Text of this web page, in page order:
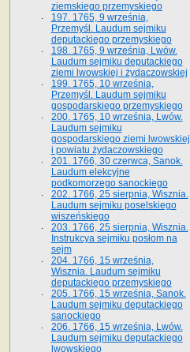
ziemskiego przemyskiego
197. 1765, 9 września,
Przemyśl. Laudum sejmiku
deputackiego przemyskiego
198. 1765, 9 września, Lwów.
Laudum sejmiku deputackiego
ziemi lwowskiej i żydaczowskiej
199. 1765, 10 września,
Przemyśl. Laudum sejmiku
gospodarskiego przemyskiego
200. 1765, 10 września, Lwów.
Laudum sejmiku
gospodarskiego ziemi lwowskiej
i powiatu żydaczowskiego
201. 1766, 30 czerwca, Sanok.
Laudum elekcyjne
podkomorzego sanockiego
202. 1766, 25 sierpnia, Wisznia.
Laudum sejmiku poselskiego
wiszeńskiego
203. 1766, 25 sierpnia, Wisznia.
Instrukcya sejmiku posłom na
sejm
204. 1766, 15 września,
Wisznia. Laudum sejmiku
deputackiego przemyskiego
205. 1766, 15 września, Sanok.
Laudum sejmiku deputackiego
sanockiego
206. 1766, 15 września, Lwów.
Laudum sejmiku deputackiego
lwowskiego